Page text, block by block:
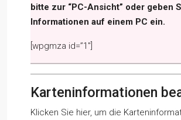
bitte zur “PC-Ansicht” oder geben
Informationen auf einem PC ein.
[wpgmza id=”1″]
Karteninformationen
Klicken Sie hier, um die